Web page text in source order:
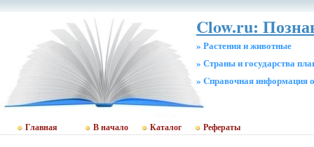
Clow.ru:
» Растения и животные
» Страны и государства
» Cправочная информация
Главная В начало Каталог Рефераты